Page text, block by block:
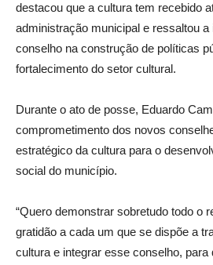
destacou que a cultura tem recebido
administração municipal e ressaltou a
conselho na construção de políticas
fortalecimento do setor cultural.
Durante o ato de posse, Eduardo
comprometimento dos novos
estratégico da cultura para o
social do município.
“Quero demonstrar sobretudo todo o
gratidão a cada um que se dispõe a
cultura e integrar esse conselho, para